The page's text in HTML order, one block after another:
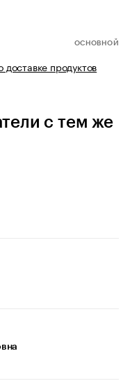
ОСНОВНОЙ
доставке продуктов
с тем же